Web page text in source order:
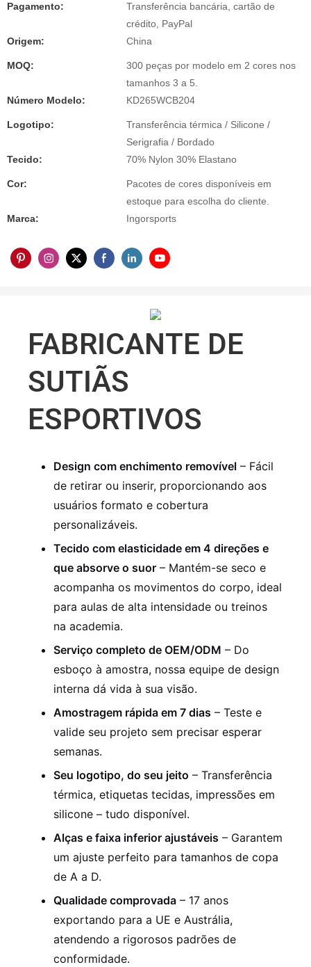
Pagamento:
Transferência bancária, cartão de
crédito, PayPal
Origem:
China
MOQ:
300 peças por modelo em 2 cores nos
tamanhos 3 a 5.
Número Modelo:
KD265WCB204
Logotipo:
Transferência térmica / Silicone /
Serigrafia / Bordado
Tecido:
70% Nylon 30% Elastano
Cor:
Pacotes de cores disponíveis em
estoque para escolha do cliente.
Marca:
Ingorsports
FABRICANTE DE
SUTIÃS
ESPORTIVOS
Design com enchimento removível – Fácil
de retirar ou inserir, proporcionando aos
usuários formato e cobertura
personalizáveis.
Tecido com elasticidade em 4 direções e
que absorve o suor – Mantém-se seco e
acompanha os movimentos do corpo, ideal
para aulas de alta intensidade ou treinos
na academia.
Serviço completo de OEM/ODM – Do
esboço à amostra, nossa equipe de design
interna dá vida à sua visão.
Amostragem rápida em 7 dias – Teste e
valide seu projeto sem precisar esperar
semanas.
Seu logotipo, do seu jeito – Transferência
térmica, etiquetas tecidas, impressões em
silicone – tudo disponível.
Alças e faixa inferior ajustáveis ​​– Garantem
um ajuste perfeito para tamanhos de copa
de A a D.
Qualidade comprovada – 17 anos
exportando para a UE e Austrália,
atendendo a rigorosos padrões de
conformidade.